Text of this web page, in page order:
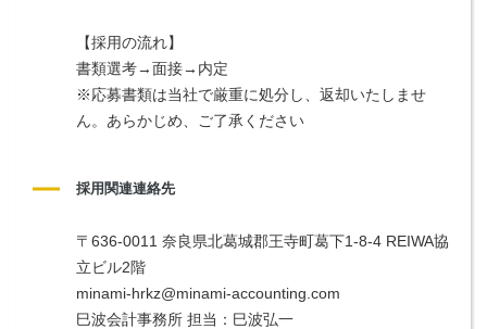
【採用の流れ】
書類選考→面接→内定
※応募書類は当社で厳重に処分し、返却いたしませ
ん。あらかじめ、ご了承ください
採用関連連絡先
〒636-0011 奈良県北葛城郡王寺町葛下1-8-4 REIWA協
立ビル2階
minami-hrkz@minami-accounting.com
巳波会計事務所 担当：巳波弘一